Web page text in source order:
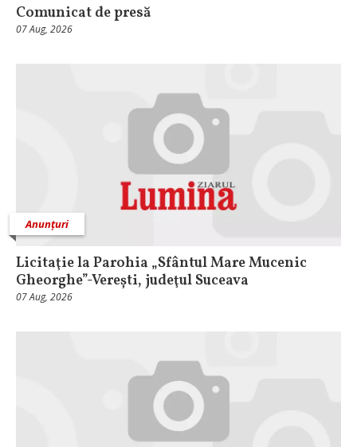
Comunicat de presă
07 Aug, 2026
Anunțuri
Licitaţie la Parohia „Sfântul Mare Mucenic
Gheorghe”-Verești, judeţul Suceava
07 Aug, 2026